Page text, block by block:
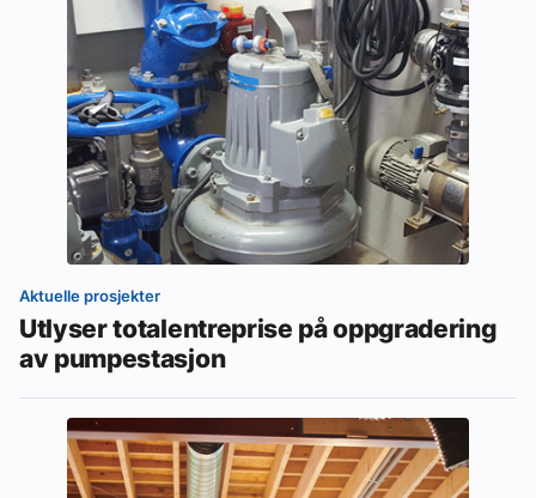
Aktuelle prosjekter
Utlyser totalentreprise på oppgradering
av pumpestasjon